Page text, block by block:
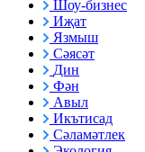
Шоу-бизнес
Иҗат
Язмыш
Сәясәт
Дин
Фән
Авыл
Икътисад
Сәламәтлек